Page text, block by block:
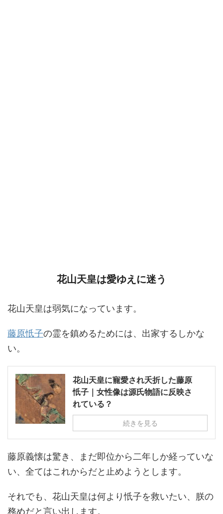
花山天皇は愛ゆえに迷う
花山天皇は弱気になっています。
藤原忯子の霊を鎮めるためには、出家するしかな
い。
花山天皇に寵愛され夭折した藤原
忯子｜女性像は源氏物語に反映さ
れている？
続きを見る
藤原義懐は驚き、まだ即位から二年しか経っていな
い、全てはこれからだと止めようとします。
それでも、花山天皇は何より忯子を救いたい、朕の
務めだと言い出します。